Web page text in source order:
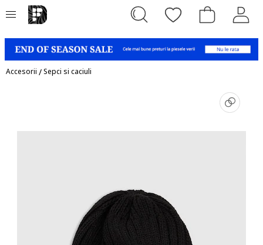
Accesorii /Sepci si caciuli